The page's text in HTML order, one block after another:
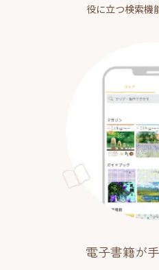
役に立つ検索機
電子書籍が